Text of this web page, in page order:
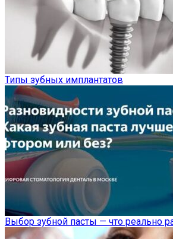
Типы зубных имплантатов
Выбор зубной пасты — что реально